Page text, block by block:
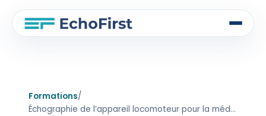
Formations/
Échographie de l’appareil locomoteur pour la médecine générale et hospitalière – Décembre 2022